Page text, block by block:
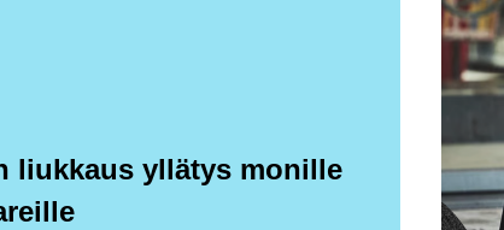
liukkaus yllätys monille